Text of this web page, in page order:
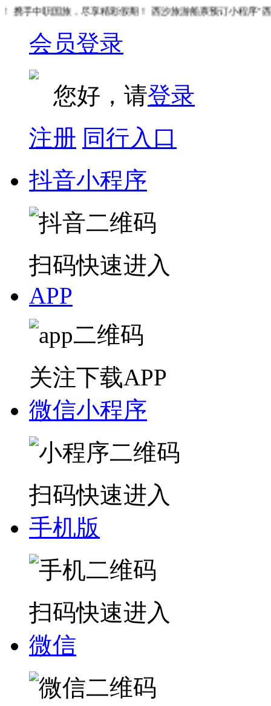
手中职国旅，尽享精彩假期！ 西沙旅游船票预订小程序"西沙
会员登录
您好，请登录
注册 同行入口
抖音小程序
扫码快速进入
APP
关注下载APP
微信小程序
扫码快速进入
手机版